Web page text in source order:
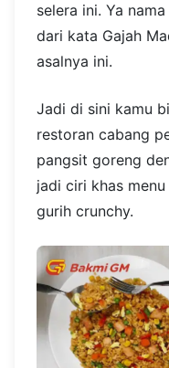
selera ini. Ya
dari kata Gajah
asalnya ini.
Jadi di sini kamu
restoran cabang
pangsit goreng
jadi ciri khas
gurih crunchy.